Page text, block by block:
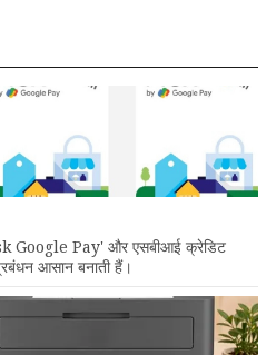
Google Pay' और एसबीआई क्रेडिट
आसान बनाती हैं।